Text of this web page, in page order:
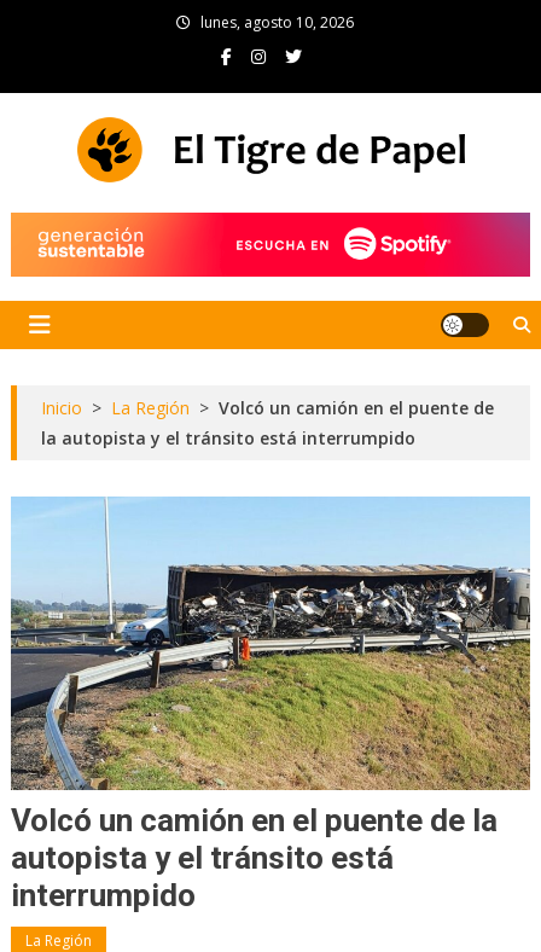
lunes, agosto 10, 2026
Inicio > La Región > Volcó un camión en el puente de
la autopista y el tránsito está interrumpido
Volcó un camión en el puente de la
autopista y el tránsito está
interrumpido
La Región